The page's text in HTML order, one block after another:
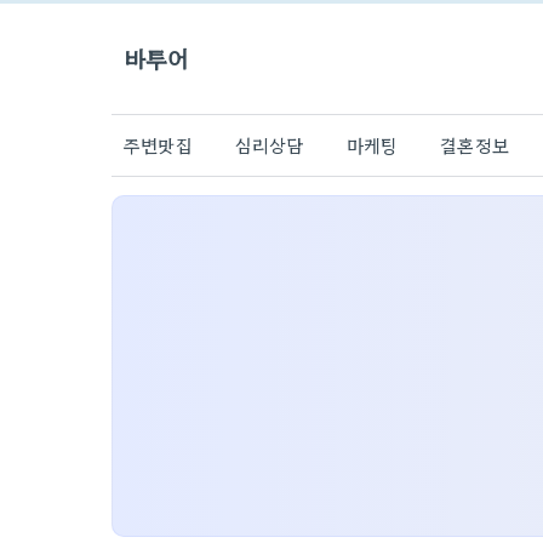
바투어
주변맛집 심리상담 마케팅 결혼정보